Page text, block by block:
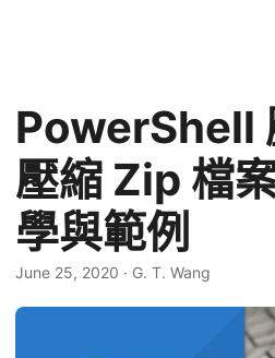
PowerShell
壓縮 Zip 檔
學與範例
June 25, 2020 · G. T. Wang